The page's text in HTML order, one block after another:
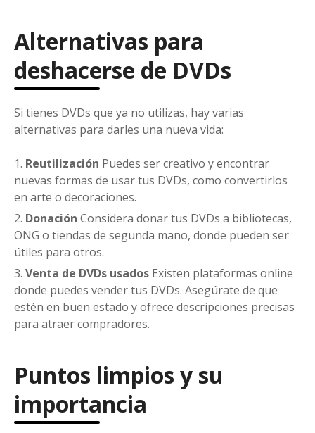
Alternativas para
deshacerse de DVDs
Si tienes DVDs que ya no utilizas, hay varias
alternativas para darles una nueva vida:
Reutilización Puedes ser creativo y encontrar
nuevas formas de usar tus DVDs, como convertirlos
en arte o decoraciones.
Donación Considera donar tus DVDs a bibliotecas,
ONG o tiendas de segunda mano, donde pueden ser
útiles para otros.
Venta de DVDs usados Existen plataformas online
donde puedes vender tus DVDs. Asegúrate de que
estén en buen estado y ofrece descripciones precisas
para atraer compradores.
Puntos limpios y su
importancia